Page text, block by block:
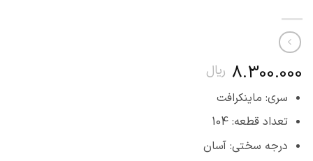
8.300.000 ریال
سری: ماینکرافت
تعداد قطعه: 104
درجه سختی: آسان